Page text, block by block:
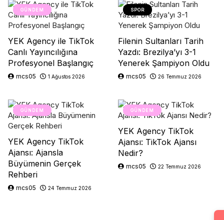
GÜNDEM
YEK Agency ile TikTok
Canlı Yayıncılığına
Profesyonel Başlangıç
mcs05 1 Ağustos 2026
SPOR
Filenin Sultanları Tarih
Yazdı: Brezilya’yı 3-1
Yenerek Şampiyon Oldu
mcs05 26 Temmuz 2026
GÜNDEM
YEK Agency TikTok
Ajansı: Ajansla
Büyümenin Gerçek
Rehberi
mcs05 24 Temmuz 2026
GÜNDEM
YEK Agency TikTok
Ajansı: TikTok Ajansı
Nedir?
mcs05 22 Temmuz 2026